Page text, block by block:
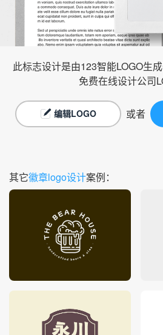
此标志设计是由123智能LOGO生
免费在线设计公司
编辑LOGO 或者
其它徽章logo设计案例：